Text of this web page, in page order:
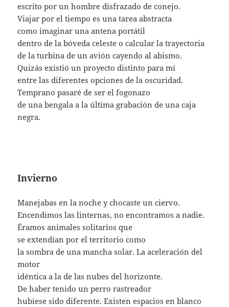
escrito por un hombre disfrazado de conejo.
Viajar por el tiempo es una tarea abstracta
como imaginar una antena portátil
dentro de la bóveda celeste o calcular la trayectoria
de la turbina de un avión cayendo al abismo.
Quizás existió un proyecto distinto para mí
entre las diferentes opciones de la oscuridad.
Temprano pasaré de ser el fogonazo
de una bengala a la última grabación de una caja
negra.
Invierno
Manejabas en la noche y chocaste un ciervo.
Encendimos las linternas, no encontramos a nadie.
Éramos animales solitarios que
se extendían por el territorio como
la sombra de una mancha solar. La aceleración del
motor
idéntica a la de las nubes del horizonte.
De haber tenido un perro rastreador
hubiese sido diferente. Existen espacios en blanco